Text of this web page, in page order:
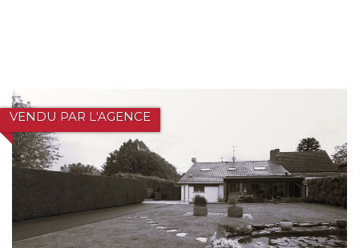
VENDU PAR L'AGENCE